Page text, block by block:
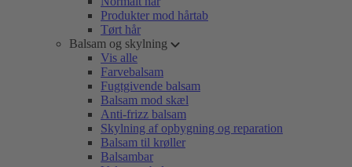
Produkter mod hårtab
Tørt hår
Balsam og skylning
Vis alle
Farvebalsam
Fugtgivende balsam
Balsam mod skæl
Anti-frizz balsam
Skylning af opbygning og reparation
Balsam til krøller
Balsambar